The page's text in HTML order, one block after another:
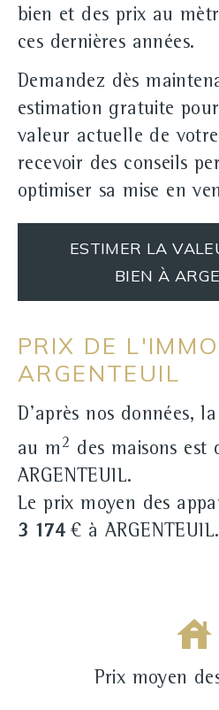
bien et des prix au
ces dernières années.
Demandez dès
estimation gratuite
valeur actuelle de
recevoir des conseils
optimiser sa mise en
ESTIMER LA
BIEN À
PRIX DE
ARGENTEUIL
D'après nos données,
au m 2 des maisons est
ARGENTEUIL.
Le prix moyen des
3 174€ à ARGENTEUIL.
Prix moyen